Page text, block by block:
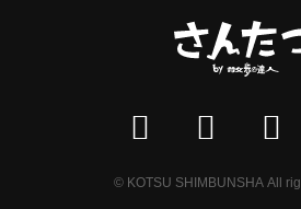
© KOTSU SHIMBUNSHA All